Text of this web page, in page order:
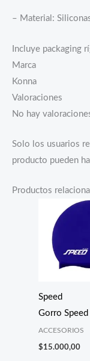
– Material:
Incluye packaging
Marca
Konna
Valoraciones
No hay
Solo los usuarios
producto pueden
Productos
Speed
Gorro
ACCESORIOS
$15.000,00